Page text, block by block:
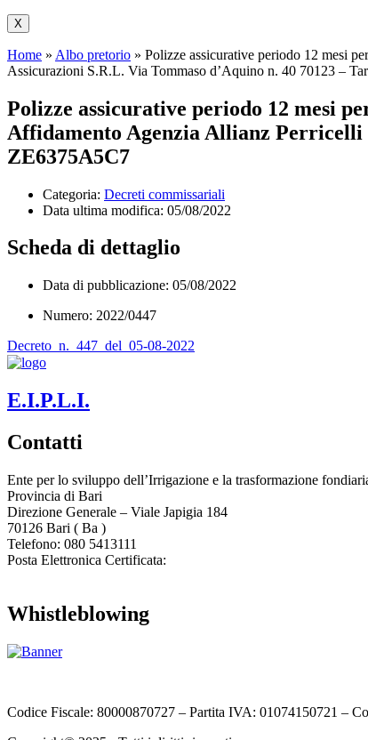
X
Home » Albo pretorio » Polizze assicurative periodo 12 mesi
Assicurazioni S.R.L. Via Tommaso d’Aquino n. 40 70123 –
Polizze assicurative periodo 12 mesi
Affidamento Agenzia Allianz Perricelli
ZE6375A5C7
Categoria: Decreti commissariali
Data ultima modifica: 05/08/2022
Scheda di dettaglio
Data di pubblicazione: 05/08/2022
Numero: 2022/0447
Decreto_n._447_del_05-08-2022
E.I.P.L.I.
Contatti
Ente per lo sviluppo dell’Irrigazione e la trasformazione
Provincia di Bari
Direzione Generale – Viale Japigia 184
70126 Bari ( Ba )
Telefono: 080 5413111
Posta Elettronica Certificata:
Whistleblowing
Codice Fiscale: 80000870727 – Partita IVA: 01074150721 –